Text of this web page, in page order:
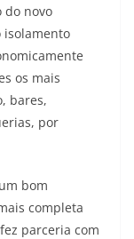
do novo
isolamento
os mais
bares,
por
bom
completa
parceria com